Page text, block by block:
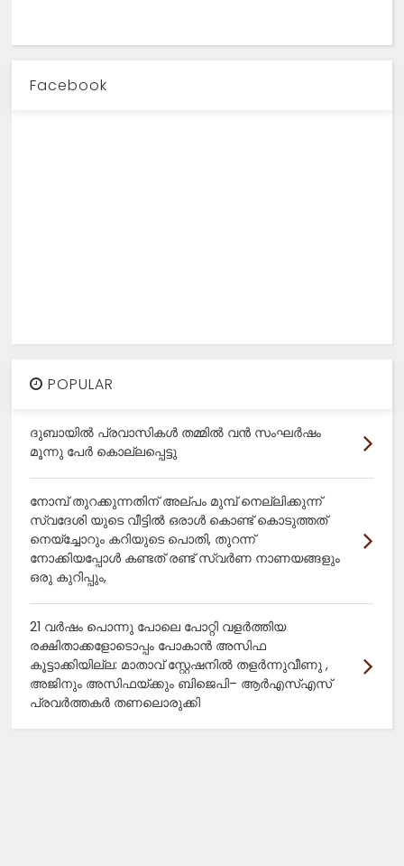
Facebook
POPULAR
ദുബായിൽ പ്രവാസികൾ തമ്മിൽ വൻ സംഘർഷം
മൂന്നു പേർ കൊല്ലപ്പെട്ടു
നോമ്പ് തുറക്കുന്നതിന് അല്പം മുമ്പ് നെല്ലിക്കുന്ന്
സ്വദേശി യുടെ വീട്ടിൽ ഒരാൾ കൊണ്ട് കൊടുത്തത്
നെയ്ച്ചോറും കറിയുടെ പൊതി, തുറന്ന്
നോക്കിയപ്പോൾ കണ്ടത് രണ്ട് സ്വർണ നാണയങ്ങളും
ഒരു കുറിപ്പും,
21 വർഷം പൊന്നു പോലെ പോറ്റി വളർത്തിയ
രക്ഷിതാക്കളോടൊപ്പം പോകാൻ അസിഫ
കൂട്ടാക്കിയില്ല: മാതാവ് സ്റ്റേഷനിൽ തളർന്നുവീണു ,
അജിനും അസിഫയ്ക്കും ബിജെപി– ആർഎസ്എസ്
പ്രവർത്തകർ തണലൊരുക്കി